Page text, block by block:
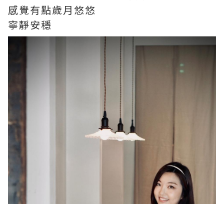
感覺有點歲月悠悠
寧靜安穩